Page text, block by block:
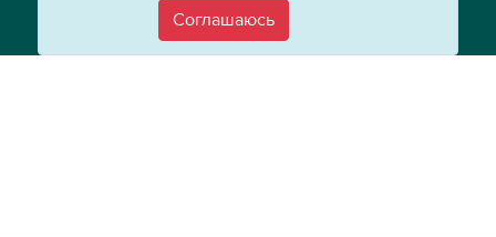
Email:info@baikal-energy.ru
Соглашаюсь